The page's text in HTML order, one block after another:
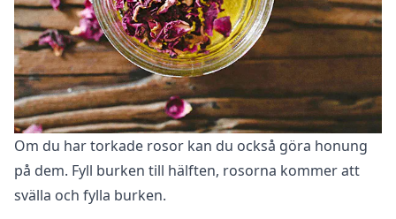
Om du har torkade rosor kan du också göra honung
på dem. Fyll burken till hälften, rosorna kommer att
svälla och fylla burken.